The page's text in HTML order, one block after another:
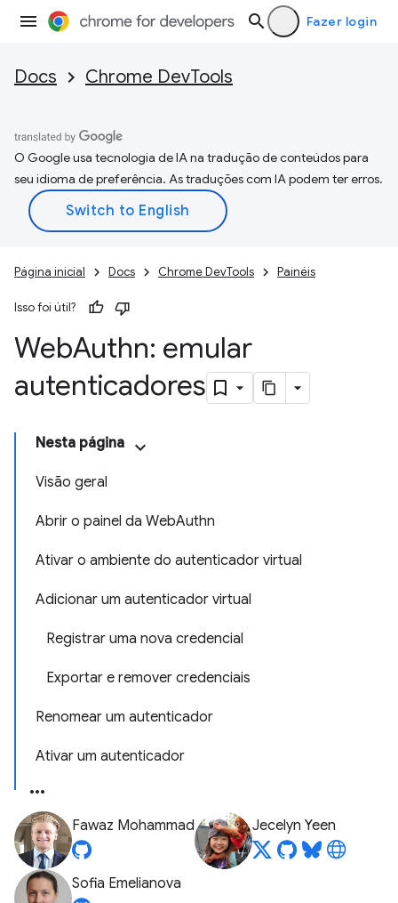
Fazer login
Docs Chrome DevTools
O Google usa tecnologia de IA na tradução de conteúdos para
seu idioma de preferência. As traduções com IA podem ter erros.
Página inicial Docs Chrome DevTools Painéis
Isso foi útil?
WebAuthn: emular
autenticadores
Nesta página
Visão geral
Abrir o painel da WebAuthn
Ativar o ambiente do autenticador virtual
Adicionar um autenticador virtual
Registrar uma nova credencial
Exportar e remover credenciais
Renomear um autenticador
Ativar um autenticador
Fawaz Mohammad Jecelyn Yeen
Sofia Emelianova